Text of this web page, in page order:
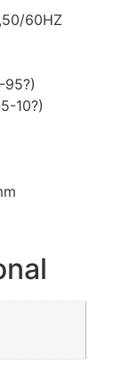
60HZ
10?)